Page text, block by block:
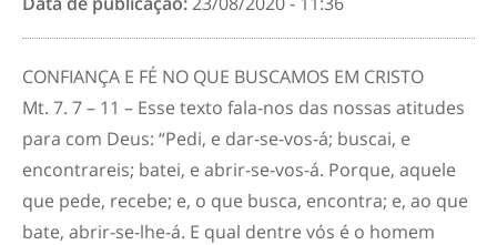
CONFIANÇA E FÉ NO QUE BUSCAMOS EM CRISTO
Mt. 7. 7 – 11 – Esse texto fala-nos das nossas atitudes
para com Deus: “Pedi, e dar-se-vos-á; buscai, e
encontrareis; batei, e abrir-se-vos-á. Porque, aquele
que pede, recebe; e, o que busca, encontra; e, ao que
bate, abrir-se-lhe-á. E qual dentre vós é o homem